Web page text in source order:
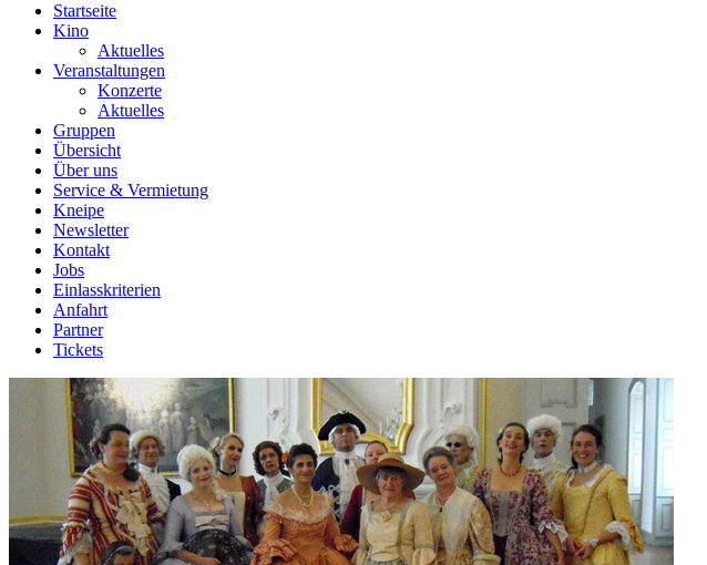
Startseite
Kino
Aktuelles
Veranstaltungen
Konzerte
Aktuelles
Gruppen
Übersicht
Über uns
Service & Vermietung
Kneipe
Newsletter
Kontakt
Jobs
Einlasskriterien
Anfahrt
Partner
Tickets